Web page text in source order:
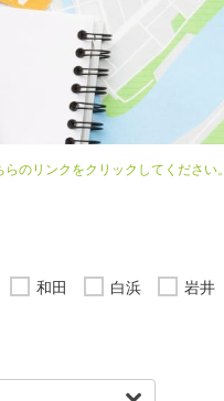
のリンクをクリックしてください。
和田 白浜 岩井